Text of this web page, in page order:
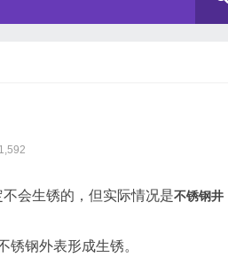
1,592
不会生锈的，但实际情况是不锈钢井
钢外表形成生锈。